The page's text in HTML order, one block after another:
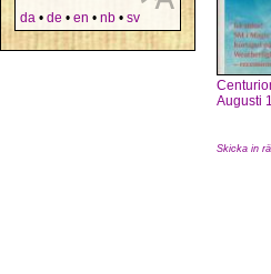
da • de • en • nb • sv
Augusti
Skicka in